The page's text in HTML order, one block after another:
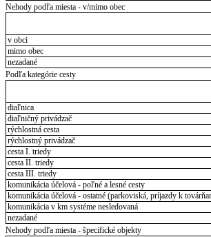
Nehody podľa miesta - v/mimo obec
v obci
mimo obec
nezadané
Podľa kategórie cesty
diaľnica
diaľničný privádzač
rýchlostná cesta
rýchlostný privádzač
cesta I. triedy
cesta II. triedy
cesta III. triedy
komunikácia účelová - poľné a lesné cesty
komunikácia účelová - ostatné (parkoviská, príjazdy k
komunikácia v km systéme nesledovaná
nezadané
Nehody podľa miesta - špecifické objekty